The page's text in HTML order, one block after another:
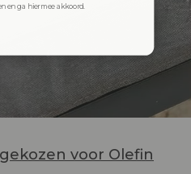
voor Olefin
en ga hiermee akkoord.